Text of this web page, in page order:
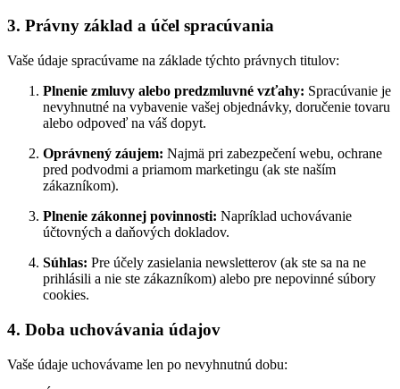
3. Právny základ a účel spracúvania
Vaše údaje spracúvame na základe týchto právnych titulov:
Plnenie zmluvy alebo predzmluvné vzťahy: Spracúvanie je
nevyhnutné na vybavenie vašej objednávky, doručenie tovaru
alebo odpoveď na váš dopyt.
Oprávnený záujem: Najmä pri zabezpečení webu, ochrane
pred podvodmi a priamom marketingu (ak ste naším
zákazníkom).
Plnenie zákonnej povinnosti: Napríklad uchovávanie
účtovných a daňových dokladov.
Súhlas: Pre účely zasielania newsletterov (ak ste sa na ne
prihlásili a nie ste zákazníkom) alebo pre nepovinné súbory
cookies.
4. Doba uchovávania údajov
Vaše údaje uchovávame len po nevyhnutnú dobu: